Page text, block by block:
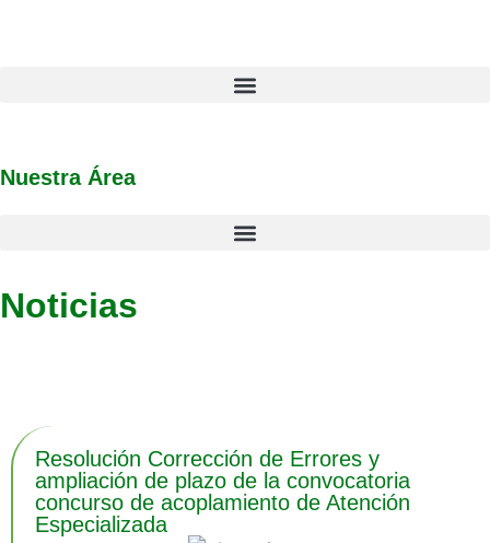
Nuestra Área
Noticias
Resolución Corrección de Errores y
ampliación de plazo de la convocatoria
concurso de acoplamiento de Atención
Especializada